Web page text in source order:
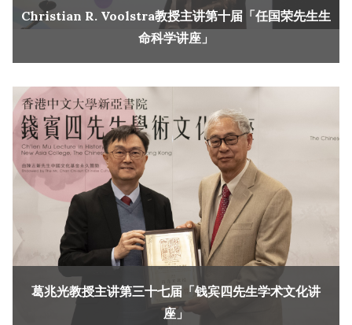
Christian R. Voolstra教授主讲第十届「任国荣先生生
命科学讲座」
葛兆光教授主讲第三十七届「钱宾四先生学术文化讲
座」